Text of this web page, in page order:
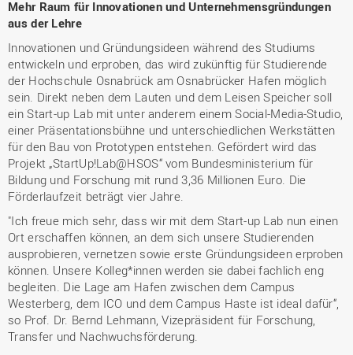
Mehr Raum für Innovationen und Unternehmensgründungen
aus der Lehre
Innovationen und Gründungsideen während des Studiums
entwickeln und erproben, das wird zukünftig für Studierende
der Hochschule Osnabrück am Osnabrücker Hafen möglich
sein. Direkt neben dem Lauten und dem Leisen Speicher soll
ein Start-up Lab mit unter anderem einem Social-Media-Studio,
einer Präsentationsbühne und unterschiedlichen Werkstätten
für den Bau von Prototypen entstehen. Gefördert wird das
Projekt „StartUp!Lab@HSOS“ vom Bundesministerium für
Bildung und Forschung mit rund 3,36 Millionen Euro. Die
Förderlaufzeit beträgt vier Jahre.
"Ich freue mich sehr, dass wir mit dem Start-up Lab nun einen
Ort erschaffen können, an dem sich unsere Studierenden
ausprobieren, vernetzen sowie erste Gründungsideen erproben
können. Unsere Kolleg*innen werden sie dabei fachlich eng
begleiten. Die Lage am Hafen zwischen dem Campus
Westerberg, dem ICO und dem Campus Haste ist ideal dafür“,
so Prof. Dr. Bernd Lehmann, Vizepräsident für Forschung,
Transfer und Nachwuchsförderung.